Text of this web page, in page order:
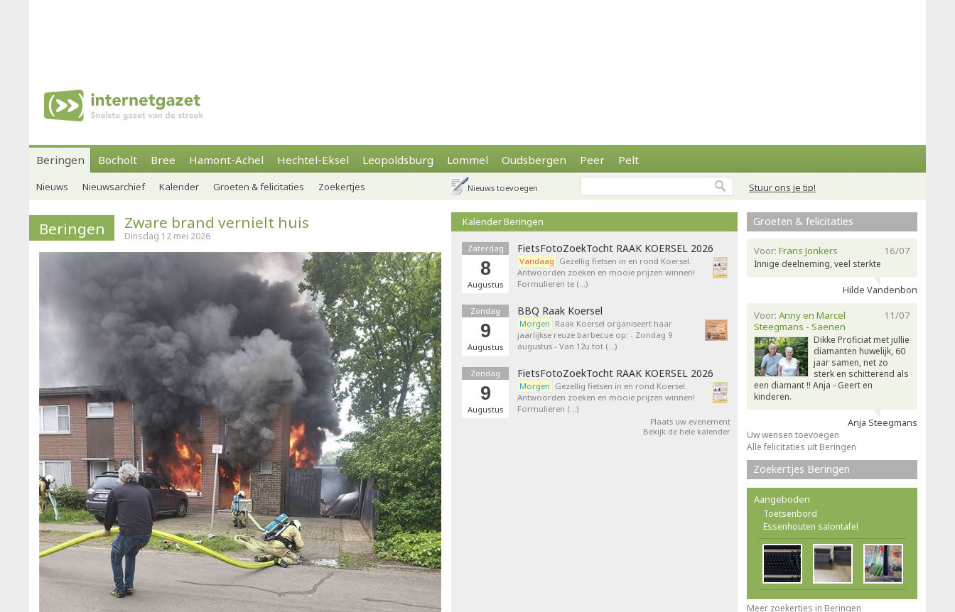
Beringen Bocholt Bree Hamont-Achel Hechtel-Eksel Leopoldsburg Lommel Oudsbergen Peer Pelt
Stuur ons je tip!
Nieuws Nieuwsarchief Kalender Groeten & felicitaties Zoekertjes Nieuws toevoegen
Beringen Zware brand vernielt huis
Dinsdag 12 mei 2026
Kalender Beringen
Zaterdag
8
Augustus
FietsFotoZoekTocht RAAK KOERSEL 2026
Vandaag Gezellig fietsen in en rond Koersel.
Antwoorden zoeken en mooie prijzen winnen!
Formulieren te (…)
Zondag
9
Augustus
BBQ Raak Koersel
Morgen Raak Koersel organiseert haar
jaarlijkse reuze barbecue op: - Zondag 9
augustus - Van 12u tot (…)
Zondag
9
Augustus
FietsFotoZoekTocht RAAK KOERSEL 2026
Morgen Gezellig fietsen in en rond Koersel.
Antwoorden zoeken en mooie prijzen winnen!
Formulieren (…)
Plaats uw evenement
Bekijk de hele kalender
Groeten & felicitaties
16/07
Voor: Frans Jonkers
Innige deelneming, veel sterkte
Hilde Vandenbon
11/07
Voor: Anny en Marcel
Steegmans - Saenen
Dikke Proficiat met jullie
diamanten huwelijk, 60
jaar samen, net zo
sterk en schitterend als
een diamant !! Anja - Geert en
kinderen.
Anja Steegmans
Uw wensen toevoegen
Alle felicitaties uit Beringen
Zoekertjes Beringen
Aangeboden
Toetsenbord
Essenhouten salontafel
Meer zoekertjes in Beringen